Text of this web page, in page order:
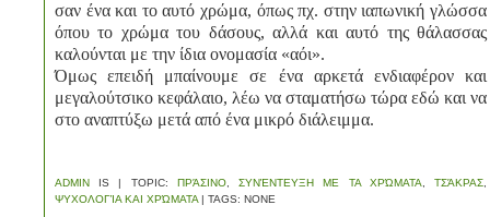
σαν ένα και το αυτό χρώμα, όπως πχ. στην ιαπωνική γλώσσα
όπου το χρώμα του δάσους, αλλά και αυτό της θάλασσας
καλούνται με την ίδια ονομασία «αόι».
Όμως επειδή μπαίνουμε σε ένα αρκετά ενδιαφέρον και
μεγαλούτσικο κεφάλαιο, λέω να σταματήσω τώρα εδώ και να
στο αναπτύξω μετά από ένα μικρό διάλειμμα.
ADMIN IS | TOPIC: ΠΡΆΣΙΝΟ,ΣΥΝΈΝΤΕΥΞΗ ΜΕ ΤΑ ΧΡΏΜΑΤΑ ,ΤΣΆΚΡΑΣ
ΨΥΧΟΛΟΓΊΑ ΚΑΙ ΧΡΏΜΑΤΑ | TAGS: NONE